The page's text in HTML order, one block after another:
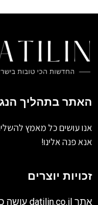
האתר בתהליך
אנו עושים כל מאמץ
אנא פנה אלינו!
זכויות יוצרים
אתר datilin.co.il עושה